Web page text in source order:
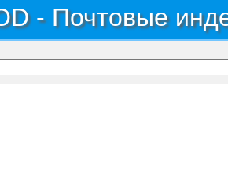
- Почтовые